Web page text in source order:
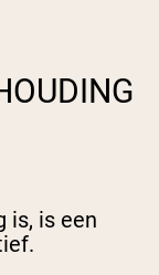
is, is een